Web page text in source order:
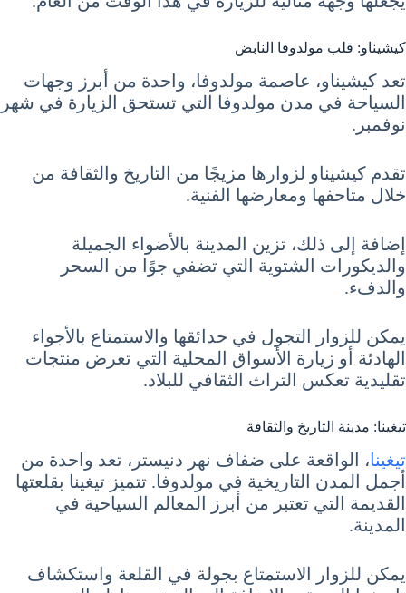
كيشيناو: قلب مولدوفا النابض
تعد كيشيناو، عاصمة مولدوفا، واحدة من أبرز وجهات
السياحة في مدن مولدوفا التي تستحق الزيارة في شهر
نوفمبر.
تقدم كيشيناو لزوارها مزيجًا من التاريخ والثقافة من
خلال متاحفها ومعارضها الفنية.
إضافة إلى ذلك، تزين المدينة بالأضواء الجميلة
والديكورات الشتوية التي تضفي جوًا من السحر
والدفء.
يمكن للزوار التجول في حدائقها والاستمتاع بالأجواء
الهادئة أو زيارة الأسواق المحلية التي تعرض منتجات
تقليدية تعكس التراث الثقافي للبلاد.
تيغينا: مدينة التاريخ والثقافة
تيغينا، الواقعة على ضفاف نهر دنيستر، تعد واحدة من
أجمل المدن التاريخية في مولدوفا. تتميز تيغينا بقلعتها
القديمة التي تعتبر من أبرز المعالم السياحية في
المدينة.
يمكن للزوار الاستمتاع بجولة في القلعة واستكشاف